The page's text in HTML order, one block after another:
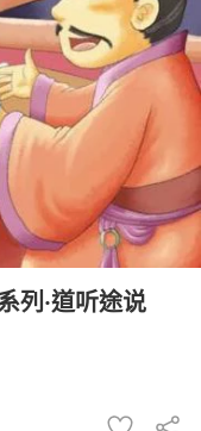
列·道听途说